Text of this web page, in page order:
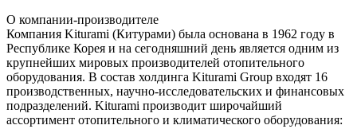
О компании-производителе
Компания Kiturami (Китурами) была основана в 1962 году в
Республике Корея и на сегодняшний день является одним из
крупнейших мировых производителей отопительного
оборудования. В состав холдинга Kiturami Group входят 16
производственных, научно-исследовательских и финансовых
подразделений. Kiturami производит широчайший
ассортимент отопительного и климатического оборудования: